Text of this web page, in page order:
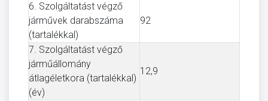
6. Szolgáltatást végző
járművek darabszáma
(tartalékkal)
92
7. Szolgáltatást végző
járműállomány
átlagéletkora (tartalékkal)
(év)
12,9